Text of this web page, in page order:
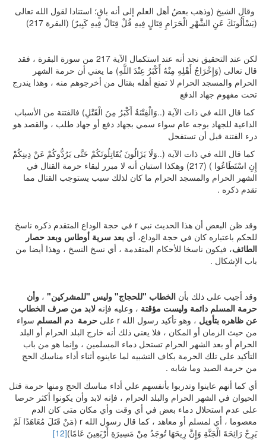
وقال الشيخ (وذهب بعضُ أهل العلم إلى أنه باقٍ؛ استنادا لقول الله تعالى
(يَسْأَلُونَكَ عَنِ الشَّهْرِ الْحَرَامِ قِتَالٍ فِيهِ قُلْ قِتَالٌ فِيهِ كَبِيرٌ) (البقرة 217)
لكن عند التحقيق نجد أنه عند استكمال الآية 217 من سورة البقرة ، فقد
قال تعالى (وَإِخْرَاجُ أَهْلِهِ مِنْهُ أَكْبَرُ عِنْدَ اللَّهِ) ما يعني أن حرمة الشهر
الحرام والمسجد الحرام لا تمنع أهله بقتال من أخرجوهم منه ، وهذا يندرج
تحت مفهوم جهاد الدفع
كما قال الله في ذات الآية (..وَالْفِتْنَةُ أَكْبَرُ مِنَ الْقَتْلِ) فالفتنة من الأسباب
الداعية للجهاد بوجه عام سواء سمي بجهاد دفع أو جهاد طلب ، والقصد هو
درء الفتنة قبل أن تستفحل
كما قال الله في ذات الآية (..وَلَا يَزَالُونَ يُقَاتِلُونَكُمْ حَتَّى يَرُدُّوكُمْ عَنْ دِينِكُمْ
إِنِ اسْتَطَاعُوا ) (217) وهكذا استبان أنه لا مبرر لبقاء حرمة القتال في
الشهر الحرام والمسجد الحرام ما كان لذلك سبب يستوجب القتال مما
تقدم ذكره .
وقد ظن البعض أن هذا الحديث نبي r في حجة الوداع المتقدم ذكره ناسخ
للحكم باعتباره كان في حجة الوداع، أي بعد سرية أوطاس وبعد حصار
الطائف، فيكون ناسخا للأحكام المتقدمة ، أي نسخ النسخ ، وهذا أيضا من
باب الإشكال .
وقد أجيب على ذلك بأن الخطاب "للحجاج" وليس "للمشركين" ، وأن
حرمة المسلم دائمة وليست مؤقتة ، وعليه فإنه لابد من صرف الخطاب
عن ظاهره بتأويل ، وهو تأكيد رسول الله r على حرمة دم المسلم سواء
من حيث الزمان أو المكان ، فلا يعني ذلك أنه خارج البلد الحرام أو البلد
الحرام أو بعد الشهر الحرام تستحل دماء المسلمين ، وإنما هو من باب
التأكيد على تلك الحرمة بكاف التشبيه لما عاينوه أثناء أداء مناسك الحج
من حرمة الصيد وما شابه .
أي كما أنهم عاينوا وتدربوا بأنفسهم علي أداء مناسك الحج ومنها حرمة قتل
الحيوان في الشهر الحرام والبلد الحرام ، فإنه لابد وأن يكونوا أكثر حرصا
على عدم استحلال دماء بعض في أي وقت وأي مكان متى كان الدم
معصوما ، أي لمسلم أو معاهد ، كما قال رسول الله r (مَنْ قَتَلَ مُعَاهَدًا لَمْ
يَرِحْ رَائِحَةَ الْجَنَّةِ وَإِنَّ رِيحَهَا تُوجَدُ مِنْ مَسِيرَةِ أَرْبَعِينَ عَامًا)[12]